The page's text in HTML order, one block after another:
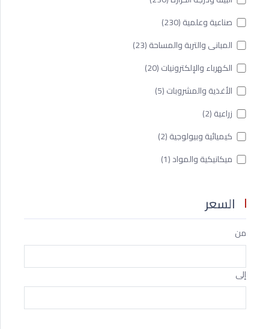
صناعية وعلمية(230)
المبانى والتربة والمساحة(23)
الكهرباء والإلكترونيات(20)
الأغذية والمشروبات(5)
زراعية(2)
كيميائية وبيولوجية(2)
ميكانيكية والمواد(1)
السعر
من
إلى